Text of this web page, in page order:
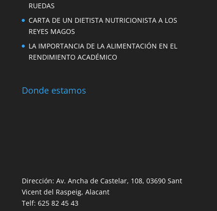
RUEDAS
CARTA DE UN DIETISTA NUTRICIONISTA A LOS
REYES MAGOS
LA IMPORTANCIA DE LA ALIMENTACIÓN EN EL
RENDIMIENTO ACADÉMICO
Donde estamos
Dirección: Av. Ancha de Castelar, 108, 03690 Sant
Vicent del Raspeig, Alacant
Telf: 625 82 45 43